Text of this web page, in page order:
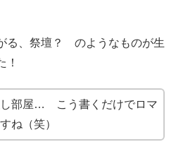
る、祭壇？ のようなものが生
！
し部屋… こう書くだけでロマ
ね（笑）